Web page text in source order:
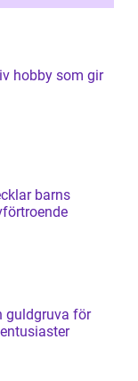
barns
guldgruva för